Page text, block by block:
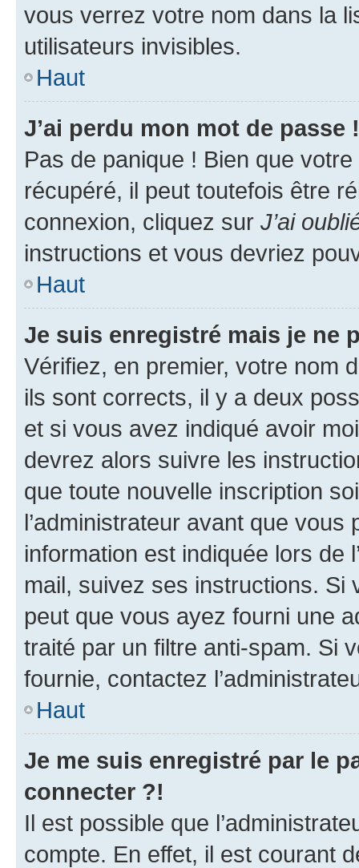
vous verrez votre nom dans la
utilisateurs invisibles.
Haut
J’ai perdu mon mot de passe !
Pas de panique ! Bien que
récupéré, il peut toutefois être
connexion, cliquez sur J’ai
instructions et vous devriez
Haut
Je suis enregistré mais je ne
Vérifiez, en premier, votre nom
ils sont corrects, il y a deux
et si vous avez indiqué avoir
devrez alors suivre les
que toute nouvelle inscription
l’administrateur avant que
information est indiquée lors de
mail, suivez ses instructions. Si
peut que vous ayez fourni une
traité par un filtre anti-spam. Si
fournie, contactez
Haut
Je me suis enregistré par le
connecter ?!
Il est possible que
compte. En effet, il est courant